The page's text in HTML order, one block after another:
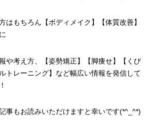
はもちろん【ボディメイク】【体質改善】
や考え方、【姿勢矯正】【脚痩せ】【くび
トレーニング】など幅広い情報を発信して
事もお読みいただけますと幸いです(*^_^*)